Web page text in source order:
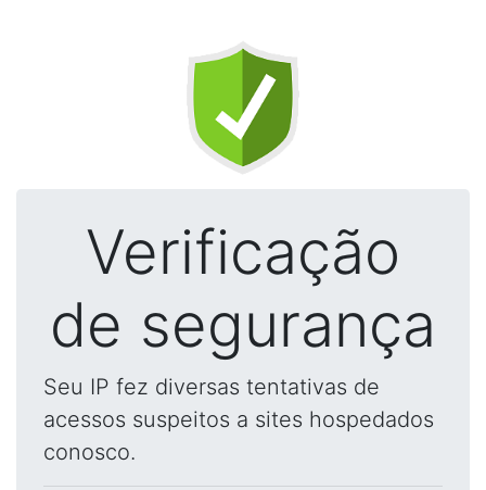
Verificação
de segurança
Seu IP fez diversas tentativas de
acessos suspeitos a sites hospedados
conosco.